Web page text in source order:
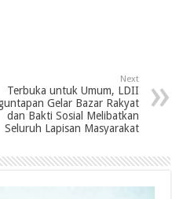
Next
Terbuka untuk Umum, LDII
Gelar Bazar Rakyat
dan Bakti Sosial Melibatkan
Seluruh Lapisan Masyarakat